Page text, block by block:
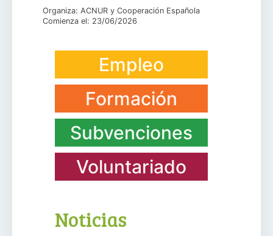
Organiza: ACNUR y Cooperación Española
Comienza el: 23/06/2026
Empleo
Formación
Subvenciones
Voluntariado
Noticias